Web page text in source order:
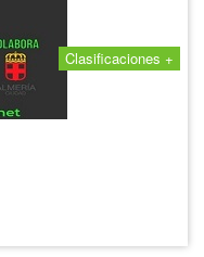
Clasificaciones +